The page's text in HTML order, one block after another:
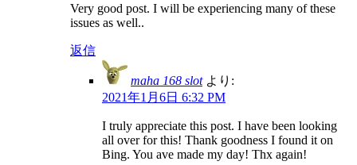
Very good post. I will be experiencing many of these
issues as well..
返信
maha 168 slot より:
2021年1月6日 6:32 PM
I truly appreciate this post. I have been looking
all over for this! Thank goodness I found it on
Bing. You ave made my day! Thx again!